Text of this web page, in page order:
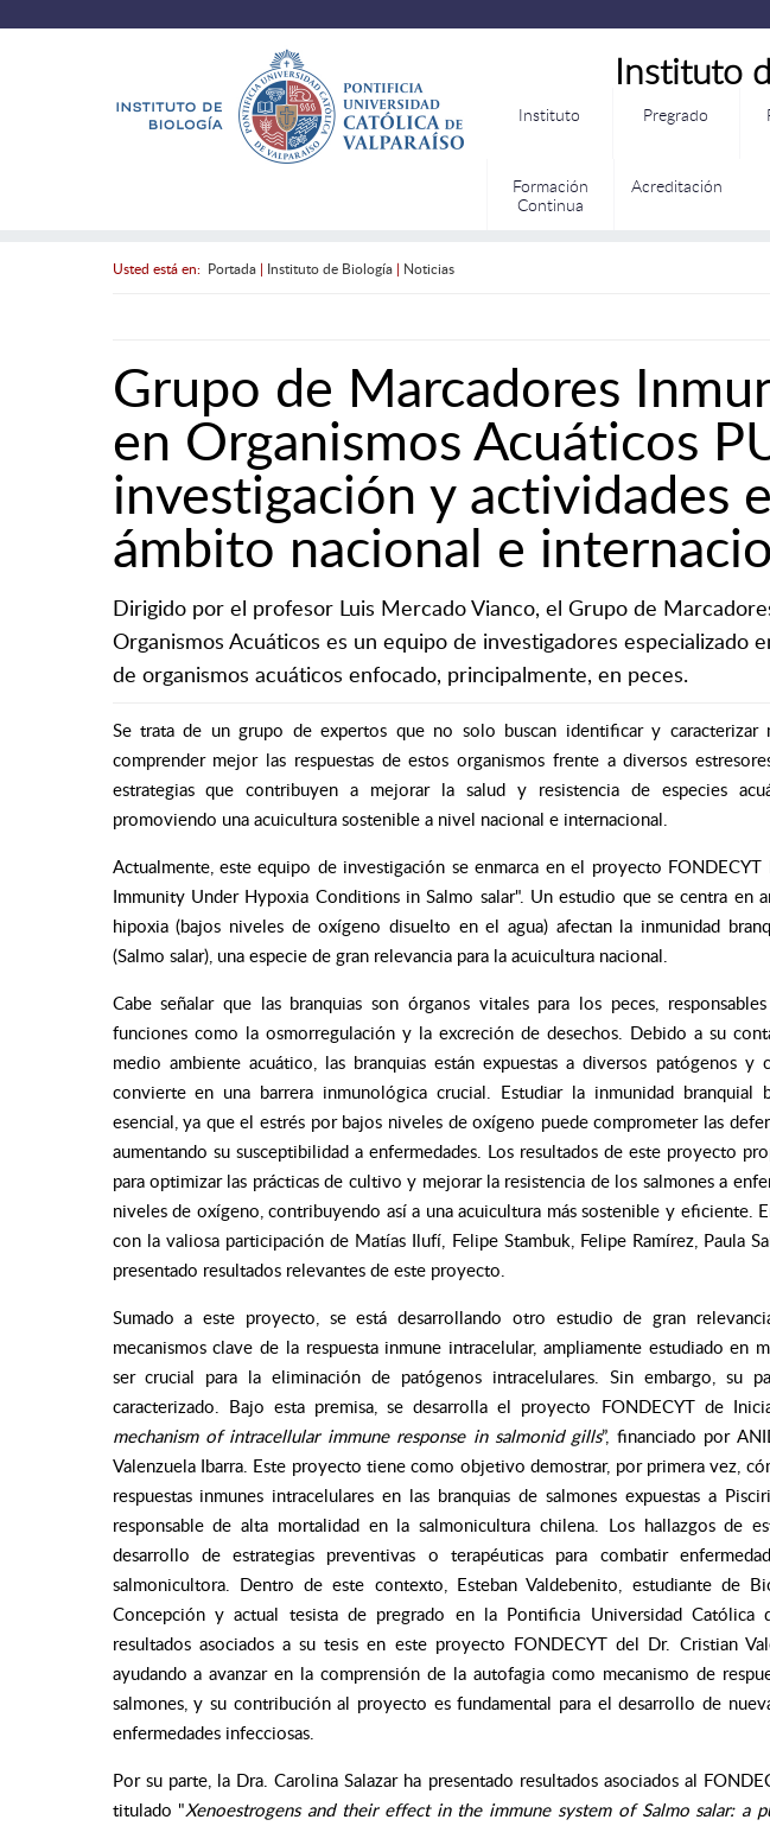
Instituto
Instituto Pregrado
Formación
Continua
Acreditación
Usted está en: Portada| Instituto de Biología| Noticias
Grupo de Marcadores
en Organismos Acuáticos
investigación y actividades
ámbito nacional e
Dirigido por el profesor Luis Mercado Vianco, el Grupo de
Organismos Acuáticos es un equipo de investigadores especializado
de organismos acuáticos enfocado, principalmente, en peces.
Se trata de un grupo de expertos que no solo buscan identificar y caracterizar
comprender mejor las respuestas de estos organismos frente a diversos
estrategias que contribuyen a mejorar la salud y resistencia de especies
promoviendo una acuicultura sostenible a nivel nacional e internacional.
Actualmente, este equipo de investigación se enmarca en el proyecto
Immunity Under Hypoxia Conditions in Salmo salar". Un estudio que se centra en
hipoxia (bajos niveles de oxígeno disuelto en el agua) afectan la inmunidad
(Salmo salar), una especie de gran relevancia para la acuicultura nacional.
Cabe señalar que las branquias son órganos vitales para los peces,
funciones como la osmorregulación y la excreción de desechos. Debido a su
medio ambiente acuático, las branquias están expuestas a diversos patógenos y
convierte en una barrera inmunológica crucial. Estudiar la inmunidad branquial
esencial, ya que el estrés por bajos niveles de oxígeno puede comprometer las
aumentando su susceptibilidad a enfermedades. Los resultados de este proyecto
para optimizar las prácticas de cultivo y mejorar la resistencia de los salmones a
niveles de oxígeno, contribuyendo así a una acuicultura más sostenible y eficiente.
con la valiosa participación de Matías Ilufí, Felipe Stambuk, Felipe Ramírez, Paula
presentado resultados relevantes de este proyecto.
Sumado a este proyecto, se está desarrollando otro estudio de gran
mecanismos clave de la respuesta inmune intracelular, ampliamente estudiado en
ser crucial para la eliminación de patógenos intracelulares. Sin embargo, su
caracterizado. Bajo esta premisa, se desarrolla el proyecto FONDECYT de
mechanism of intracellular immune response in salmonid gills”, financiado por
Valenzuela Ibarra. Este proyecto tiene como objetivo demostrar, por primera vez,
respuestas inmunes intracelulares en las branquias de salmones expuestas a
responsable de alta mortalidad en la salmonicultura chilena. Los hallazgos de
desarrollo de estrategias preventivas o terapéuticas para combatir
salmonicultora. Dentro de este contexto, Esteban Valdebenito, estudiante de
Concepción y actual tesista de pregrado en la Pontificia Universidad Católica
resultados asociados a su tesis en este proyecto FONDECYT del Dr. Cristian
ayudando a avanzar en la comprensión de la autofagia como mecanismo de
salmones, y su contribución al proyecto es fundamental para el desarrollo de
enfermedades infecciosas.
Por su parte, la Dra. Carolina Salazar ha presentado resultados asociados al
titulado "Xenoestrogens and their effect in the immune system of Salmo salar: a